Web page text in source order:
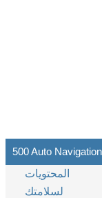
المحتويات
لسلامتك